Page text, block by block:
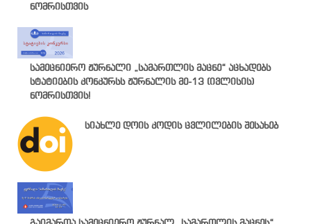
ნომრისთვის
სამეცნიერო ჟურნალი „სამართლის მაცნე“ აცხადებს
სტატიების კონკურსს ჟურნალის მე-13 (ივლისის)
ნომრისთვის!
სიახლე დოის კოდის ცვლილების შესახებ